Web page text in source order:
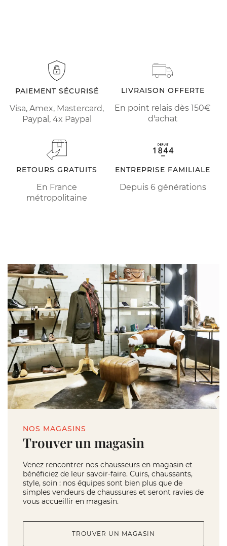
PAIEMENT SÉCURISÉ
Visa, Amex, Mastercard,
Paypal, 4x Paypal
LIVRAISON OFFERTE
En point relais dès 150€
d'achat
RETOURS GRATUITS
En France
métropolitaine
ENTREPRISE FAMILIALE
Depuis 6 générations
NOS MAGASINS
Trouver un magasin
Venez rencontrer nos chausseurs en magasin et
bénéficiez de leur savoir-faire. Cuirs, chaussants,
style, soin : nos équipes sont bien plus que de
simples vendeurs de chaussures et seront ravies de
vous accueillir en magasin.
TROUVER UN MAGASIN